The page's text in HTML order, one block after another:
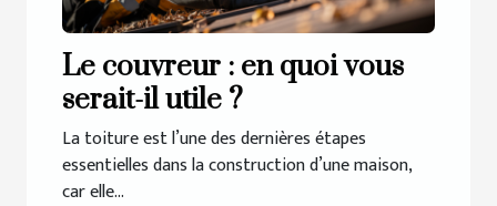
Le couvreur : en quoi vous
serait-il utile ?
La toiture est l’une des dernières étapes
essentielles dans la construction d’une maison,
car elle...